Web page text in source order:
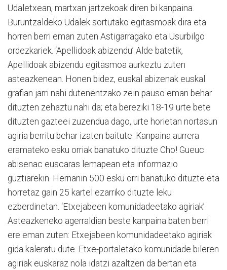
Udaletxean, martxan jartzekoak diren bi kanpaina.
Buruntzaldeko Udalek sortutako egitasmoak dira eta
horren berri eman zuten Astigarragako eta Usurbilgo
ordezkariek. ‘Apellidoak abizendu’ Alde batetik,
Apellidoak abizendu egitasmoa aurkeztu zuten
asteazkenean. Honen bidez, euskal abizenak euskal
grafian jarri nahi dutenentzako zein pauso eman behar
dituzten zehaztu nahi da; eta bereziki 18-19 urte bete
dituzten gazteei zuzendua dago, urte horietan nortasun
agiria berritu behar izaten baitute. Kanpaina aurrera
eramateko esku orriak banatuko dituzte Cho! Gueuc
abisenac euscaras lemapean eta informazio
guztiarekin. Hernanin 500 esku orri banatuko dituzte eta
horretaz gain 25 kartel ezarriko dituzte leku
ezberdinetan. ‘Etxejabeen komunidadeetako agiriak’
Asteazkeneko agerraldian beste kanpaina baten berri
ere eman zuten: Etxejabeen komunidadeetako agiriak
gida kaleratu dute. Etxe-portaletako komunidade bileren
agiriak euskaraz nola idatzi azaltzen da bertan eta